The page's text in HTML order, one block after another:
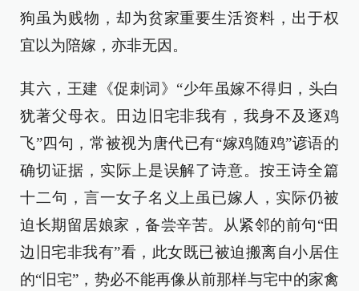
狗虽为贱物，却为贫家重要生活资料，出于权
宜以为陪嫁，亦非无因。
其六，王建《促刺词》“少年虽嫁不得归，头白
犹著父母衣。田边旧宅非我有，我身不及逐鸡
飞”四句，常被视为唐代已有“嫁鸡随鸡”谚语的
确切证据，实际上是误解了诗意。按王诗全篇
十二句，言一女子名义上虽已嫁人，实际仍被
迫长期留居娘家，备尝辛苦。从紧邻的前句“田
边旧宅非我有”看，此女既已被迫搬离自小居住
的“旧宅”，势必不能再像从前那样与宅中的家禽